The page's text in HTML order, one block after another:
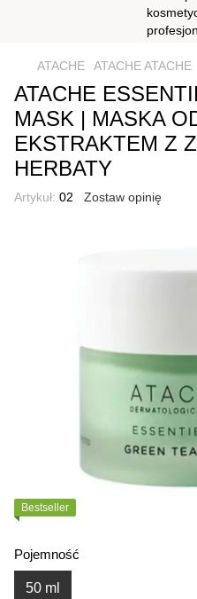
ATACHE ATACHE ATACHE
ATACHE
MASK | MASKA
EKSTRAKTEM Z
HERBATY
Artykuł: 02 Zostaw opinię
Bestseller
Pojemność
50 ml